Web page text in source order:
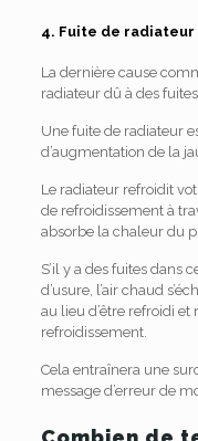
4. Fuite de radiateur
La dernière cause
radiateur dû à des
Une fuite de radiateur
d’augmentation de la
Le radiateur refroidit
de refroidissement à
absorbe la chaleur du
S’il y a des fuites dans
d’usure, l’air chaud
au lieu d’être refroidi
refroidissement.
Cela entraînera une
message d’erreur de